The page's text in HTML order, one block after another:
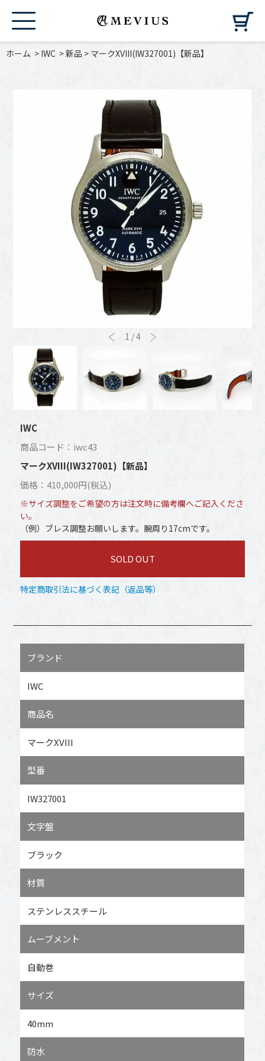
ホーム > IWC >新品 > マークXVIII(IW327001)【新品】
1 /4
IWC
商品コード：iwc43
マークXVIII(IW327001)【新品】
価格：410,000円(税込)
※サイズ調整をご希望の方は注文時に備考欄へご記入くださ
い。
（例）ブレス調整お願いします。腕周り17cmです。
SOLD OUT
特定商取引法に基づく表記（返品等）
ブランド
IWC
商品名
マークXVIII
型番
IW327001
文字盤
ブラック
材質
ステンレススチール
ムーブメント
自動巻
サイズ
40mm
防水